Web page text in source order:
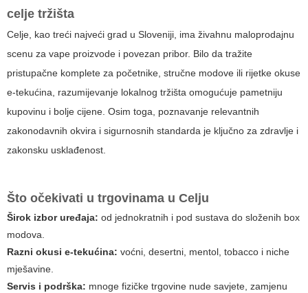
celje tržišta
Celje, kao treći najveći grad u Sloveniji, ima živahnu maloprodajnu
scenu za vape proizvode i povezan pribor. Bilo da tražite
pristupačne komplete za početnike, stručne modove ili rijetke okuse
e-tekućina, razumijevanje lokalnog tržišta omogućuje pametniju
kupovinu i bolje cijene. Osim toga, poznavanje relevantnih
zakonodavnih okvira i sigurnosnih standarda je ključno za zdravlje i
zakonsku usklađenost.
Što očekivati u trgovinama u Celju
Širok izbor uređaja: od jednokratnih i pod sustava do složenih box
modova.
Razni okusi e-tekućina: voćni, desertni, mentol, tobacco i niche
mješavine.
Servis i podrška: mnoge fizičke trgovine nude savjete, zamjenu